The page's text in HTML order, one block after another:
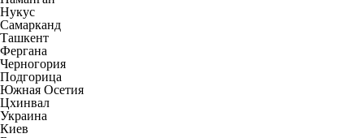
Нукус
Самарканд
Ташкент
Фергана
Черногория
Подгорица
Южная Осетия
Цхинвал
Украина
Киев